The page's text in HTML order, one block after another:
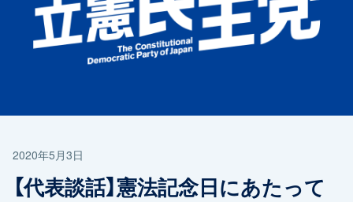
2020年5月3日
【代表談話】憲法記念日にあたって